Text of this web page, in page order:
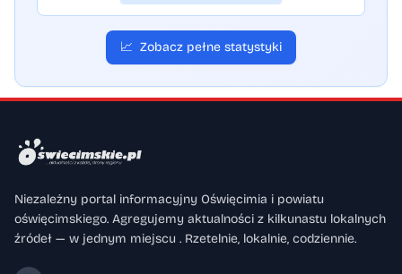
📈 Zobacz pełne statystyki
Niezależny portal informacyjny Oświęcimia i powiatu
oświęcimskiego. Agregujemy aktualności z kilkunastu lokalnych
źródeł — w jednym miejscu . Rzetelnie, lokalnie, codziennie.